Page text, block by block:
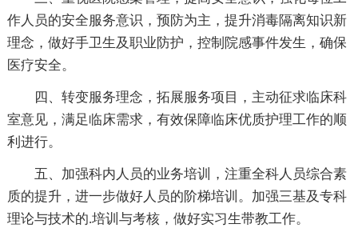
作人员的安全服务意识，预防为主，提升消毒隔离知识新
理念，做好手卫生及职业防护，控制院感事件发生，确保
医疗安全。
四、转变服务理念，拓展服务项目，主动征求临床科
室意见，满足临床需求，有效保障临床优质护理工作的顺
利进行。
五、加强科内人员的业务培训，注重全科人员综合素
质的提升，进一步做好人员的阶梯培训。加强三基及专科
理论与技术的.培训与考核，做好实习生带教工作。